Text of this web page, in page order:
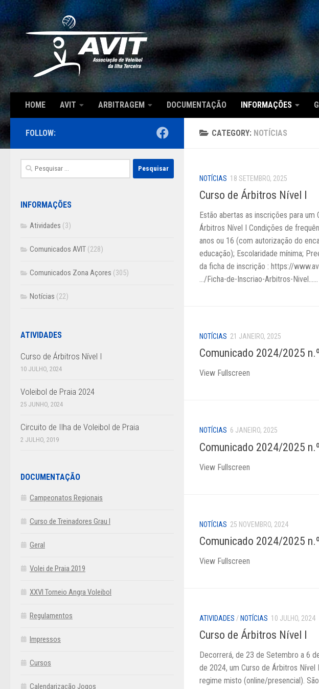
Skip to content
HOME AVIT ARBITRAGEM DOCUMENTAÇÃO INFORMAÇÕES
CATEGORY: NOTÍCIAS
NOTÍCIAS 18 SETEMBRO, 2025
Curso de Árbitros Nível I
Estão abertas as inscrições para um
Árbitros Nível I Condições de
anos ou 16 (com autorização do
educação); Escolaridade mínima;
da ficha de inscrição : https://
…/Ficha-de-Inscriao-Arbitros-Nivel…...
NOTÍCIAS 21 JANEIRO, 2025
Comunicado 2024/2025
View Fullscreen
NOTÍCIAS 6 JANEIRO, 2025
Comunicado 2024/2025
View Fullscreen
NOTÍCIAS 25 NOVEMBRO, 2024
Comunicado 2024/2025
View Fullscreen
ATIVIDADES / NOTÍCIAS 10 JULHO, 2024
Curso de Árbitros Nível I
Decorrerá, de 23 de Setembro a 6
de 2024, um Curso de Árbitros Nível
regime misto (online/presencial).
FOLLOW:
Pesquisar
por:
INFORMAÇÕES
Atividades (3)
Comunicados AVIT (228)
Comunicados Zona Açores (305)
Notícias (22)
ATIVIDADES
Curso de Árbitros Nível I
10 JULHO, 2024
Voleibol de Praia 2024
25 JUNHO, 2024
Circuito de Ilha de Voleibol de Praia
2 JULHO, 2019
DOCUMENTAÇÃO
Campeonatos Regionais
Curso de Treinadores Grau I
Geral
Volei de Praia 2019
XXVI Torneio Angra Voleibol
Regulamentos
Impressos
Cursos
Calendarização Jogos